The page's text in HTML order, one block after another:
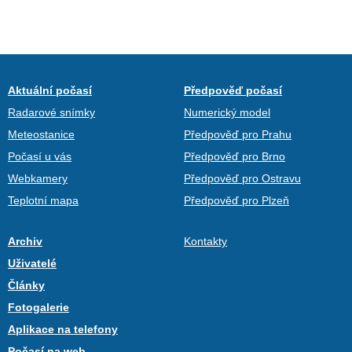
Aktuální počasí
Radarové snímky
Meteostanice
Počasí u vás
Webkamery
Teplotní mapa
Předpověď počasí
Numerický model
Předpověď pro Prahu
Předpověď pro Brno
Předpověď pro Ostravu
Předpověď pro Plzeň
Archiv
Uživatelé
Články
Fotogalerie
Aplikace na telefony
Kontakty